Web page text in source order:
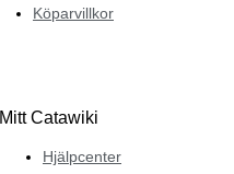
Köparvillkor
Mitt Catawiki
Hjälpcenter